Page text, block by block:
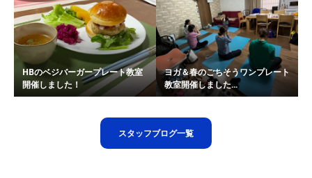
HBのベジバーガープレート教室
開催しました！
ヨガ＆春のごちそうワンプレート
教室開催しました...
スタッフブログ一覧